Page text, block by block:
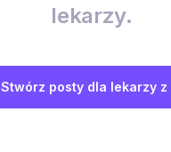
lekarzy.
Stwórz posty dla lekarzy z